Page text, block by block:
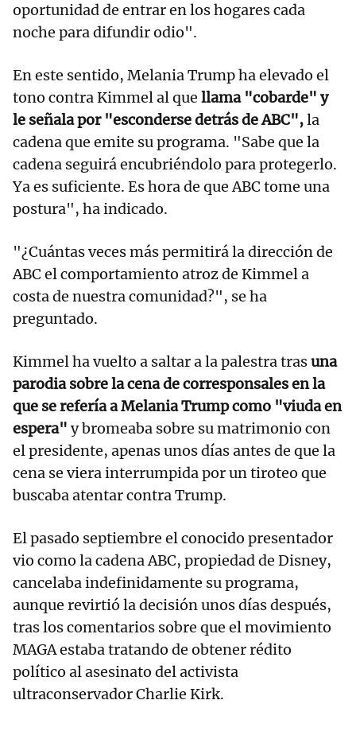
oportunidad de entrar en los hogares cada
noche para difundir odio".
En este sentido, Melania Trump ha elevado el
tono contra Kimmel al que llama "cobarde" y
le señala por "esconderse detrás de ABC",la
cadena que emite su programa. "Sabe que la
cadena seguirá encubriéndolo para protegerlo.
Ya es suficiente. Es hora de que ABC tome una
postura", ha indicado.
"¿Cuántas veces más permitirá la dirección de
ABC el comportamiento atroz de Kimmel a
costa de nuestra comunidad?", se ha
preguntado.
Kimmel ha vuelto a saltar a la palestra trasuna
parodia sobre la cena de corresponsales en la
que se refería a Melania Trump como "viuda en
espera" y bromeaba sobre su matrimonio con
el presidente, apenas unos días antes de que la
cena se viera interrumpida por un tiroteo que
buscaba atentar contra Trump.
El pasado septiembre el conocido presentador
vio como la cadena ABC, propiedad de Disney,
cancelaba indefinidamente su programa,
aunque revirtió la decisión unos días después,
tras los comentarios sobre que el movimiento
MAGA estaba tratando de obtener rédito
político al asesinato del activista
ultraconservador Charlie Kirk.